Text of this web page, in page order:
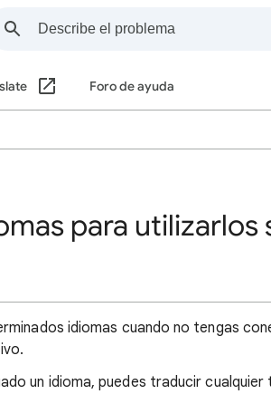
Foro de ayuda
para utilizarlos
idiomas cuando no tengas
un idioma, puedes traducir